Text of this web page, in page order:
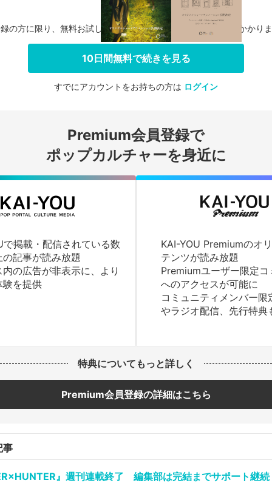
ログインする
の方に限り、無料お試し期間中に解約した場合、料金は一切かかりま
10日間無料で続きを見る
すでにアカウントをお持ちの方は ログイン
Premium会員登録で
ポップカルチャーを身近に
で掲載・配信されている数
の記事が読み放題
の広告が非表示に、より
験を提供
KAI-YOU Premiumのオ
テンツが読み放題
Premiumユーザー限定コ
へのアクセスが可能に
コミュニティメンバー限
やラジオ配信、先行特典
特典についてもっと詳しく
Premium会員登録の詳細はこちら
事
』週刊連載終了 編集部は完結までサポート継続